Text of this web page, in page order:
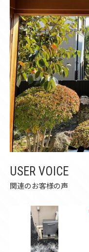
USER VOICE
関連のお客様の声